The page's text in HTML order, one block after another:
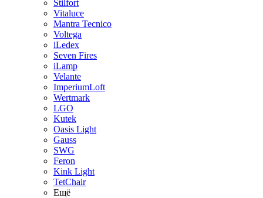
Stilfort
Vitaluce
Mantra Tecnico
Voltega
iLedex
Seven Fires
iLamp
Velante
ImperiumLoft
Wertmark
LGO
Kutek
Oasis Light
Gauss
SWG
Feron
Kink Light
TetСhair
Ещё